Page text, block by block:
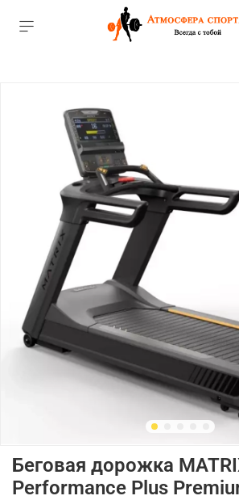
Беговая дорожка
Performance Plus